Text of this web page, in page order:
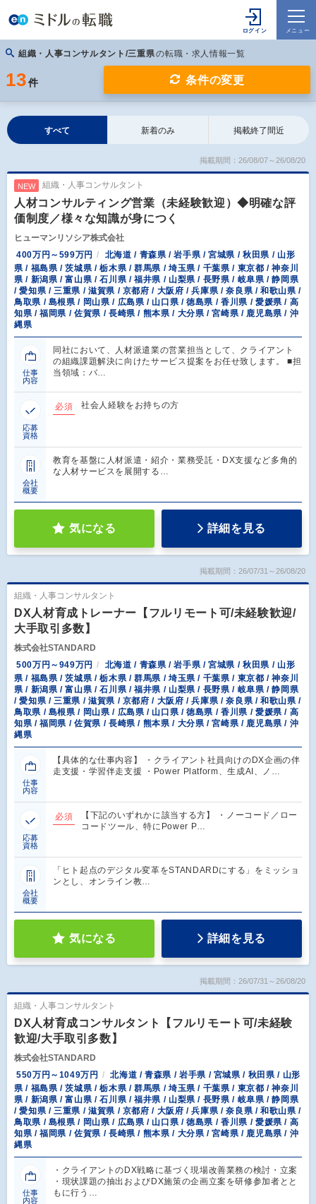
組織・人事コンサルタント/三重県の転職・求人情報一覧
13 件 条件の変更
すべて 新着のみ 掲載終了間近
掲載期間：26/08/07～26/08/20
NEW 組織・人事コンサルタント
人材コンサルティング営業（未経験歓迎）◆明確な評
価制度／様々な知識が身につく
ヒューマンリソシア株式会社
400万円～599万円
北海道 / 青森県 / 岩手県 / 宮城県 / 秋田県 / 山形
県 / 福島県 / 茨城県 / 栃木県 / 群馬県 / 埼玉県 / 千葉県 / 東京都 / 神奈川
県 / 新潟県 / 富山県 / 石川県 / 福井県 / 山梨県 / 長野県 / 岐阜県 / 静岡県
/ 愛知県 / 三重県 / 滋賀県 / 京都府 / 大阪府 / 兵庫県 / 奈良県 / 和歌山県 /
鳥取県 / 島根県 / 岡山県 / 広島県 / 山口県 / 徳島県 / 香川県 / 愛媛県 / 高
知県 / 福岡県 / 佐賀県 / 長崎県 / 熊本県 / 大分県 / 宮崎県 / 鹿児島県 / 沖
縄県
仕事
内容
同社において、人材派遣業の営業担当として、クライアント
の組織課題解決に向けたサービス提案をお任せ致します。 ■担
当領域：バ…
応募
資格
必須 社会人経験をお持ちの方
会社
概要
教育を基盤に人材派遣・紹介・業務受託・DX支援など多角的
な人材サービスを展開する…
気になる 詳細を見る
掲載期間：26/07/31～26/08/20
組織・人事コンサルタント
DX人材育成トレーナー【フルリモート可/未経験歓迎/
大手取引多数】
株式会社STANDARD
500万円～949万円
北海道 / 青森県 / 岩手県 / 宮城県 / 秋田県 / 山形
県 / 福島県 / 茨城県 / 栃木県 / 群馬県 / 埼玉県 / 千葉県 / 東京都 / 神奈川
県 / 新潟県 / 富山県 / 石川県 / 福井県 / 山梨県 / 長野県 / 岐阜県 / 静岡県
/ 愛知県 / 三重県 / 滋賀県 / 京都府 / 大阪府 / 兵庫県 / 奈良県 / 和歌山県 /
鳥取県 / 島根県 / 岡山県 / 広島県 / 山口県 / 徳島県 / 香川県 / 愛媛県 / 高
知県 / 福岡県 / 佐賀県 / 長崎県 / 熊本県 / 大分県 / 宮崎県 / 鹿児島県 / 沖
縄県
仕事
内容
【具体的な仕事内容】 ・クライアント社員向けのDX企画の伴
走支援・学習伴走支援 ・Power Platform、生成AI、ノ…
応募
資格
必須
【下記のいずれかに該当する方】 ・ノーコード／ロー
コードツール、特にPower P…
会社
概要
「ヒト起点のデジタル変革をSTANDARDにする」をミッショ
ンとし、オンライン教…
気になる 詳細を見る
掲載期間：26/07/31～26/08/20
組織・人事コンサルタント
DX人材育成コンサルタント【フルリモート可/未経験
歓迎/大手取引多数】
株式会社STANDARD
550万円～1049万円
北海道 / 青森県 / 岩手県 / 宮城県 / 秋田県 / 山形
県 / 福島県 / 茨城県 / 栃木県 / 群馬県 / 埼玉県 / 千葉県 / 東京都 / 神奈川
県 / 新潟県 / 富山県 / 石川県 / 福井県 / 山梨県 / 長野県 / 岐阜県 / 静岡県
/ 愛知県 / 三重県 / 滋賀県 / 京都府 / 大阪府 / 兵庫県 / 奈良県 / 和歌山県 /
鳥取県 / 島根県 / 岡山県 / 広島県 / 山口県 / 徳島県 / 香川県 / 愛媛県 / 高
知県 / 福岡県 / 佐賀県 / 長崎県 / 熊本県 / 大分県 / 宮崎県 / 鹿児島県 / 沖
縄県
仕事
内容
・クライアントのDX戦略に基づく現場改善業務の検討・立案
・現状課題の抽出およびDX施策の企画立案を研修参加者とと
もに行う…